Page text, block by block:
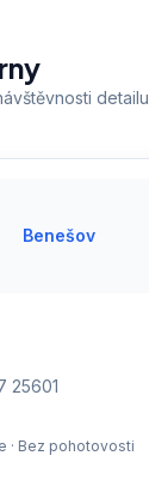
detailu
Benešov
25601
· Bez pohotovosti